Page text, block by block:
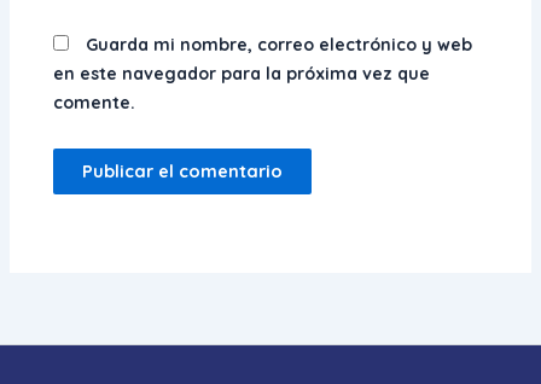
Guarda mi nombre, correo electrónico y web
en este navegador para la próxima vez que
comente.